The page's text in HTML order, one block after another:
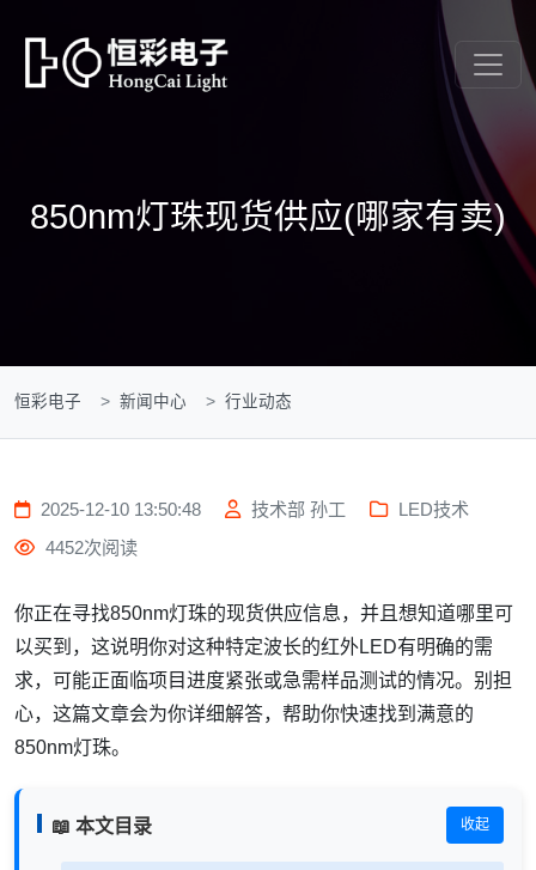
850nm灯珠现货供应(哪家有卖)
恒彩电子 新闻中心 行业动态
2025-12-10 13:50:48 技术部 孙工
LED技术
4452次阅读
你正在寻找850nm灯珠的现货供应信息，并且想知道哪里可
以买到，这说明你对这种特定波长的红外LED有明确的需
求，可能正面临项目进度紧张或急需样品测试的情况。别担
心，这篇文章会为你详细解答，帮助你快速找到满意的
850nm灯珠。
📖 本文目录 收起